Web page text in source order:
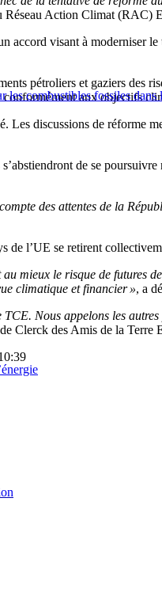
Réseau Action Climat (RAC)
accord visant à moderniser
combustibles fossiles dans
pétroliers et gaziers des
aux objectifs
Les discussions de réforme
s’abstiendront de se poursuivre
des attentes de la
de l’UE se retirent
mieux le risque de futures
climatique et financier», a
Nous appelons les
Clerck des Amis de la Terre